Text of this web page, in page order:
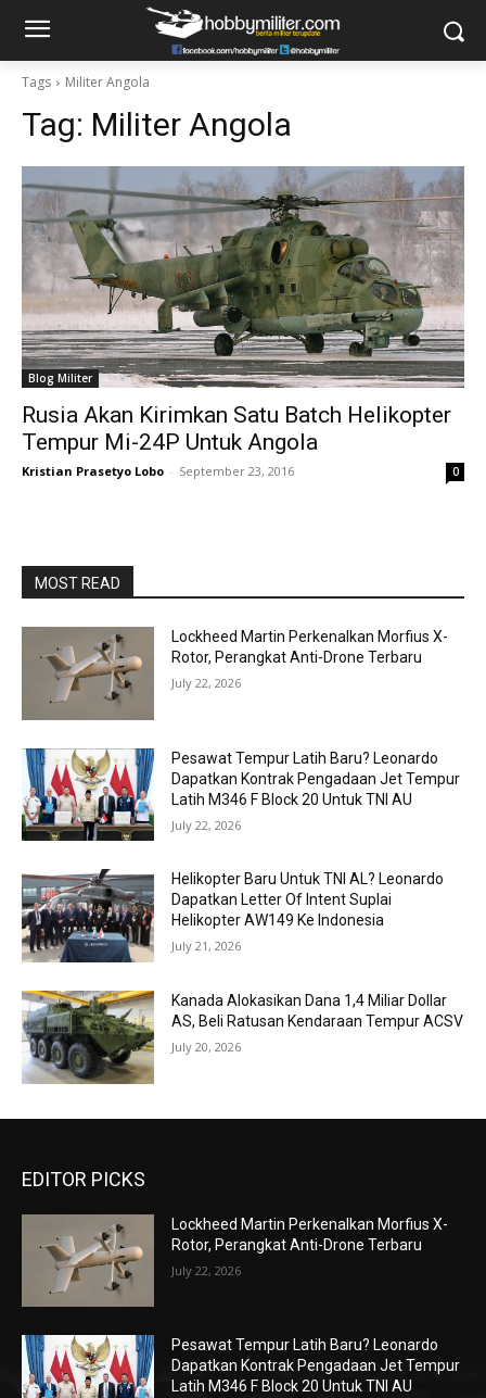
Tags Militer Angola
Tag: Militer Angola
Blog Militer
Rusia Akan Kirimkan Satu Batch Helikopter
Tempur Mi-24P Untuk Angola
Kristian Prasetyo Lobo - September 23, 2016 0
MOST READ
Lockheed Martin Perkenalkan Morfius X-
Rotor, Perangkat Anti-Drone Terbaru
July 22, 2026
Pesawat Tempur Latih Baru? Leonardo
Dapatkan Kontrak Pengadaan Jet Tempur
Latih M346 F Block 20 Untuk TNI AU
July 22, 2026
Helikopter Baru Untuk TNI AL? Leonardo
Dapatkan Letter Of Intent Suplai
Helikopter AW149 Ke Indonesia
July 21, 2026
Kanada Alokasikan Dana 1,4 Miliar Dollar
AS, Beli Ratusan Kendaraan Tempur ACSV
July 20, 2026
EDITOR PICKS
Lockheed Martin Perkenalkan Morfius X-
Rotor, Perangkat Anti-Drone Terbaru
July 22, 2026
Pesawat Tempur Latih Baru? Leonardo
Dapatkan Kontrak Pengadaan Jet Tempur
Latih M346 F Block 20 Untuk TNI AU